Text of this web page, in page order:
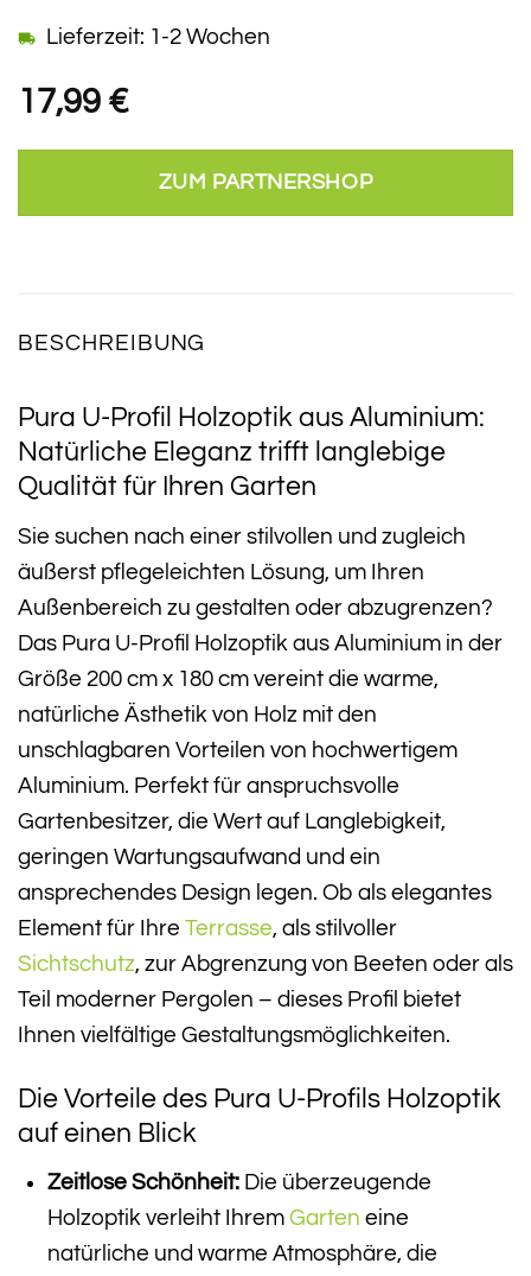
17,99 €
Lieferzeit: 1-2 Wochen
ZUM PARTNERSHOP
BESCHREIBUNG
Pura U-Profil Holzoptik aus Aluminium:
Natürliche Eleganz trifft langlebige
Qualität für Ihren Garten
Sie suchen nach einer stilvollen und zugleich
äußerst pflegeleichten Lösung, um Ihren
Außenbereich zu gestalten oder abzugrenzen?
Das Pura U-Profil Holzoptik aus Aluminium in der
Größe 200 cm x 180 cm vereint die warme,
natürliche Ästhetik von Holz mit den
unschlagbaren Vorteilen von hochwertigem
Aluminium. Perfekt für anspruchsvolle
Gartenbesitzer, die Wert auf Langlebigkeit,
geringen Wartungsaufwand und ein
ansprechendes Design legen. Ob als elegantes
Element für Ihre Terrasse, als stilvoller
Sichtschutz, zur Abgrenzung von Beeten oder als
Teil moderner Pergolen – dieses Profil bietet
Ihnen vielfältige Gestaltungsmöglichkeiten.
Die Vorteile des Pura U-Profils Holzoptik
auf einen Blick
Zeitlose Schönheit:Die überzeugende
Holzoptik verleiht Ihrem Garten eine
natürliche und warme Atmosphäre, die